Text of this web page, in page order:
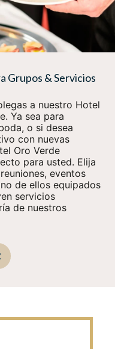
Grupos & Servicios
a nuestro Hotel
Ya sea para
o si desea
con nuevas
Oro Verde
para usted. Elija
eventos
de ellos equipados
servicios
de nuestros